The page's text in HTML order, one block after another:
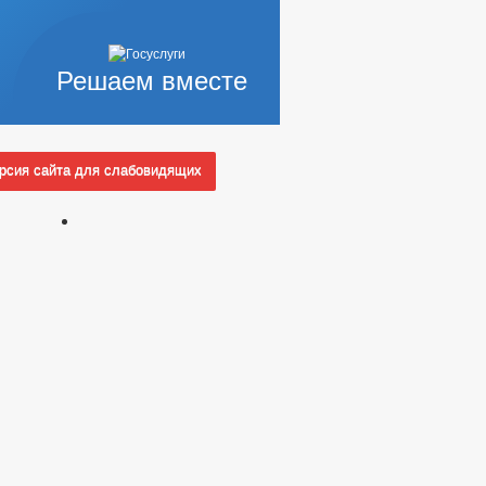
Решаем вместе
сайта для слабовидящих